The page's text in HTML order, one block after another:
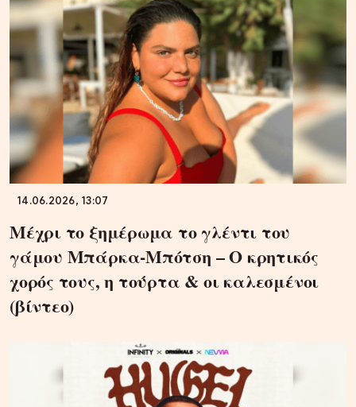
14.06.2026, 13:07
Μέχρι το ξημέρωμα το γλέντι του
γάμου Μπάρκα-Μπότση – Ο κρητικός
χορός τους, η τούρτα & οι καλεσμένοι
(βίντεο)